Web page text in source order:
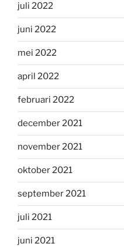
juli 2022
juni 2022
mei 2022
april 2022
februari 2022
december 2021
november 2021
oktober 2021
september 2021
juli 2021
juni 2021